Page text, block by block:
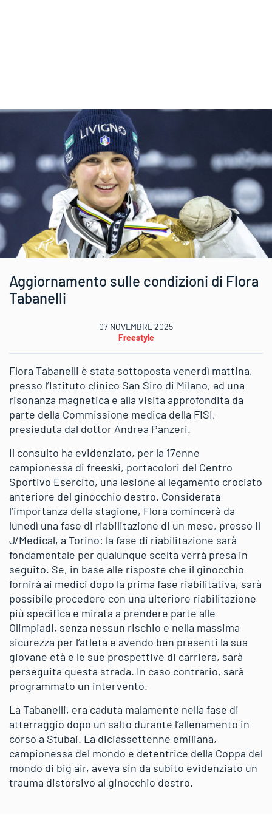
Aggiornamento sulle condizioni di Flora
Tabanelli
07 NOVEMBRE 2025
Freestyle
Flora Tabanelli è stata sottoposta venerdì mattina,
presso l’Istituto clinico San Siro di Milano, ad una
risonanza magnetica e alla visita approfondita da
parte della Commissione medica della FISI,
presieduta dal dottor Andrea Panzeri.
Il consulto ha evidenziato, per la 17enne
campionessa di freeski, portacolori del Centro
Sportivo Esercito, una lesione al legamento crociato
anteriore del ginocchio destro. Considerata
l’importanza della stagione, Flora comincerà da
lunedì una fase di riabilitazione di un mese, presso il
J/Medical, a Torino: la fase di riabilitazione sarà
fondamentale per qualunque scelta verrà presa in
seguito. Se, in base alle risposte che il ginocchio
fornirà ai medici dopo la prima fase riabilitativa, sarà
possibile procedere con una ulteriore riabilitazione
più specifica e mirata a prendere parte alle
Olimpiadi, senza nessun rischio e nella massima
sicurezza per l’atleta e avendo ben presenti la sua
giovane età e le sue prospettive di carriera, sarà
perseguita questa strada. In caso contrario, sarà
programmato un intervento.
La Tabanelli, era caduta malamente nella fase di
atterraggio dopo un salto durante l’allenamento in
corso a Stubai. La diciassettenne emiliana,
campionessa del mondo e detentrice della Coppa del
mondo di big air, aveva sin da subito evidenziato un
trauma distorsivo al ginocchio destro.